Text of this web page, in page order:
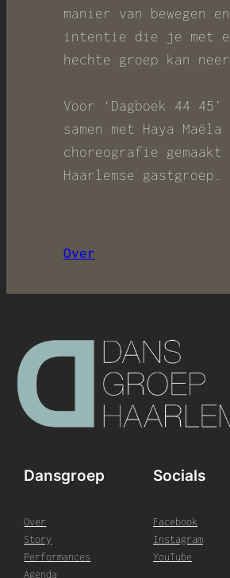
manier van bewegen en
intentie die je met
hechte groep kan
Voor ‘Dagboek 44
samen met Haya Maëla
choreografie gemaakt
Haarlemse gastgroep.
Over
Dansgroep
Over
Story
Performances
Agenda
Socials
Facebook
Instagram
YouTube